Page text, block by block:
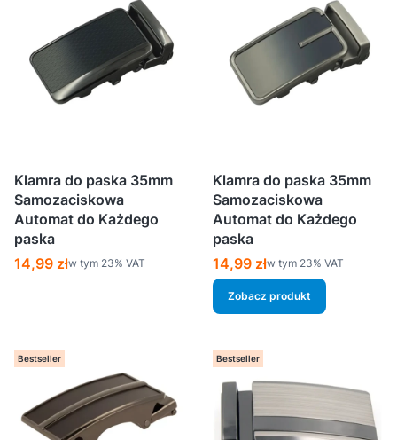
Klamra do paska 35mm
Samozaciskowa
Automat do Każdego
paska
Cena brutto
14,99 złw tym %s VAT
w tym 23% VAT
Klamra do paska 35mm
Samozaciskowa
Automat do Każdego
paska
Cena brutto
14,99 złw tym %s VAT
w tym 23% VAT
Zobacz produkt
Bestseller Bestseller